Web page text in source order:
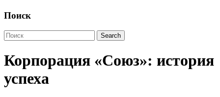
Поиск
Корпорация «Союз»: история
успеха